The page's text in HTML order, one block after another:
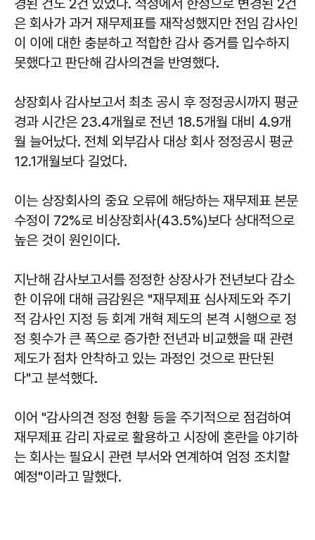
경된 건도 2건 있었다. 적정에서 한정으로 변경된 2건
은 회사가 과거 재무제표를 재작성했지만 전임 감사인
이 이에 대한 충분하고 적합한 감사 증거를 입수하지
못했다고 판단해 감사의견을 반영했다.
상장회사 감사보고서 최초 공시 후 정정공시까지 평균
경과 시간은 23.4개월로 전년 18.5개월 대비 4.9개
월 늘어났다. 전체 외부감사 대상 회사 정정공시 평균
12.1개월보다 길었다.
이는 상장회사의 중요 오류에 해당하는 재무제표 본문
수정이 72%로 비상장회사(43.5%)보다 상대적으로
높은 것이 원인이다.
지난해 감사보고서를 정정한 상장사가 전년보다 감소
한 이유에 대해 금감원은 "재무제표 심사제도와 주기
적 감사인 지정 등 회계 개혁 제도의 본격 시행으로 정
정 횟수가 큰 폭으로 증가한 전년과 비교했을 때 관련
제도가 점차 안착하고 있는 과정인 것으로 판단된
다"고 분석했다.
이어 "감사의견 정정 현황 등을 주기적으로 점검하여
재무제표 감리 자료로 활용하고 시장에 혼란을 야기하
는 회사는 필요시 관련 부서와 연계하여 엄정 조치할
예정"이라고 말했다.